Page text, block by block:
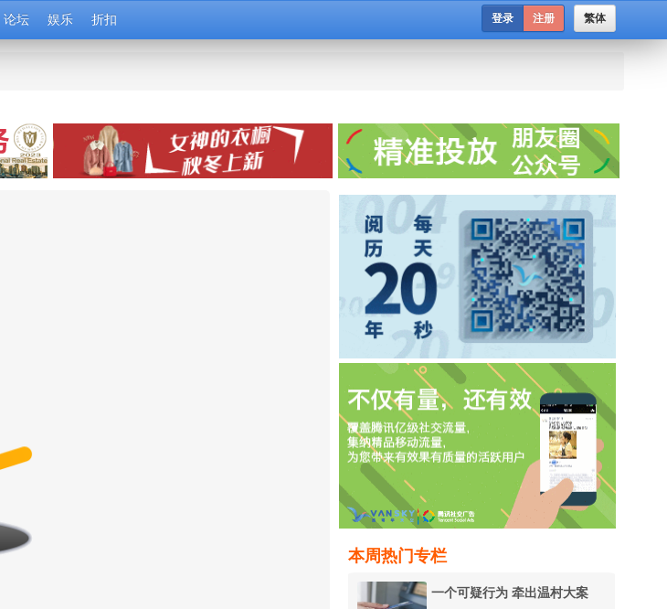
论坛 娱乐 折扣 繁体
登录 注册
本周热门专栏
一个可疑行为 牵出温村大案